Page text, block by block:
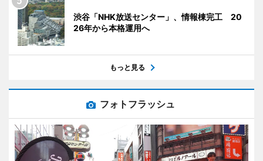
渋谷「NHK放送センター」、情報棟完工 20
26年から本格運用へ
もっと見る
フォトフラッシュ